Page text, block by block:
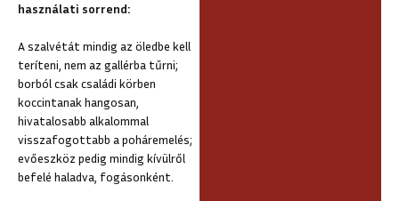
használati sorrend:
A szalvétát mindig az öledbe kell
teríteni, nem az gallérba tűrni;
borból csak családi körben
koccintanak hangosan,
hivatalosabb alkalommal
visszafogottabb a poháremelés;
evőeszköz pedig mindig kívülről
befelé haladva, fogásonként.